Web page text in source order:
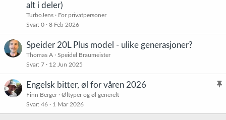
alt i deler)
TurboJens
For privatpersoner
Svar 0 8 Feb 2026
Speider 20L Plus model - ulike generasjoner?
Thomas A
Speidel Braumeister
Svar 7 12 Jun 2025
K
s
Engelsk bitter, øl for våren 2026
Finn Berger
Øltyper og øl generelt
Svar 46 1 Mar 2026